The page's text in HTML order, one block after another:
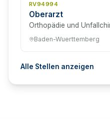
RV94994
Oberarzt
Orthopädie und
Baden-Wuerttemberg
Alle Stellen anzeigen